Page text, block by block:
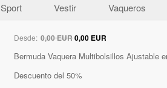
Sport Vestir Vaqueros
Desde: 0,00 EUR0,00 EUR
Bermuda Vaquera Multibolsillos Ajustable
Descuento del 50%